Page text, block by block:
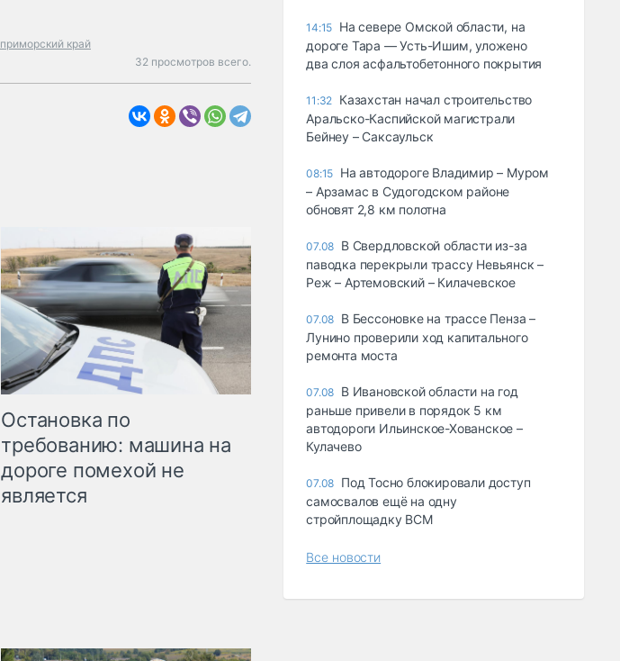
приморский край
32 просмотров всего.
Остановка по
требованию: машина на
дороге помехой не
является
14:15 На севере Омской области, на
дороге Тара — Усть-Ишим, уложено
два слоя асфальтобетонного покрытия
11:32 Казахстан начал строительство
Аральско-Каспийской магистрали
Бейнеу – Саксаульск
08:15 На автодороге Владимир – Муром
– Арзамас в Судогодском районе
обновят 2,8 км полотна
07.08 В Свердловской области из-за
паводка перекрыли трассу Невьянск –
Реж – Артемовский – Килачевское
07.08 В Бессоновке на трассе Пенза –
Лунино проверили ход капитального
ремонта моста
07.08 В Ивановской области на год
раньше привели в порядок 5 км
автодороги Ильинское-Хованское –
Кулачево
07.08 Под Тосно блокировали доступ
самосвалов ещё на одну
стройплощадку ВСМ
Все новости